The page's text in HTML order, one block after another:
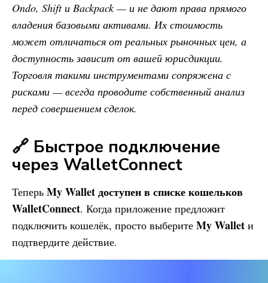
Ondo, Shift и Backpack — и не дают права прямого
владения базовыми активами. Их стоимость
может отличаться от реальных рыночных цен, а
доступность зависит от вашей юрисдикции.
Торговля такими инструментами сопряжена с
рисками — всегда проводите собственный анализ
перед совершением сделок.
🔗 Быстрое подключение
через WalletConnect
Теперь My Wallet доступен в списке кошельков
WalletConnect. Когда приложение предложит
подключить кошелёк, просто выберите My Wallet и
подтвердите действие.